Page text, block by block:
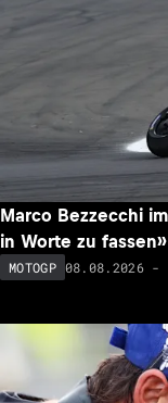
Marco Bezzecchi
in Worte zu fassen»
MOTOGP 08.08.2026 -